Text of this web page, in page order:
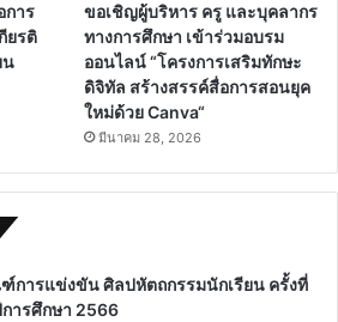
การ
ยรติ
น
ขอเชิญผู้บริหาร ครู และบุคลากร
ทางการศึกษา เข้าร่วมอบรม
ออนไลน์ “โครงการเสริมทักษะ
ดิจิทัล สร้างสรรค์สื่อการสอนยุค
ใหม่ด้วย Canva“
มีนาคม 28, 2026
การแข่งขัน ศิลปหัตถกรรมนักเรียน ครั้งที่
การศึกษา 2566